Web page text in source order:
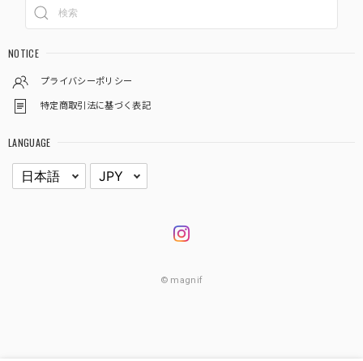
NOTICE
プライバシーポリシー
特定商取引法に基づく表記
LANGUAGE
© magnif